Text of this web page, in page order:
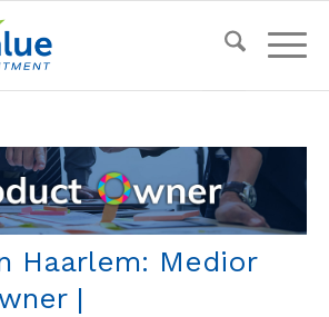
Haarlem: Medior
|